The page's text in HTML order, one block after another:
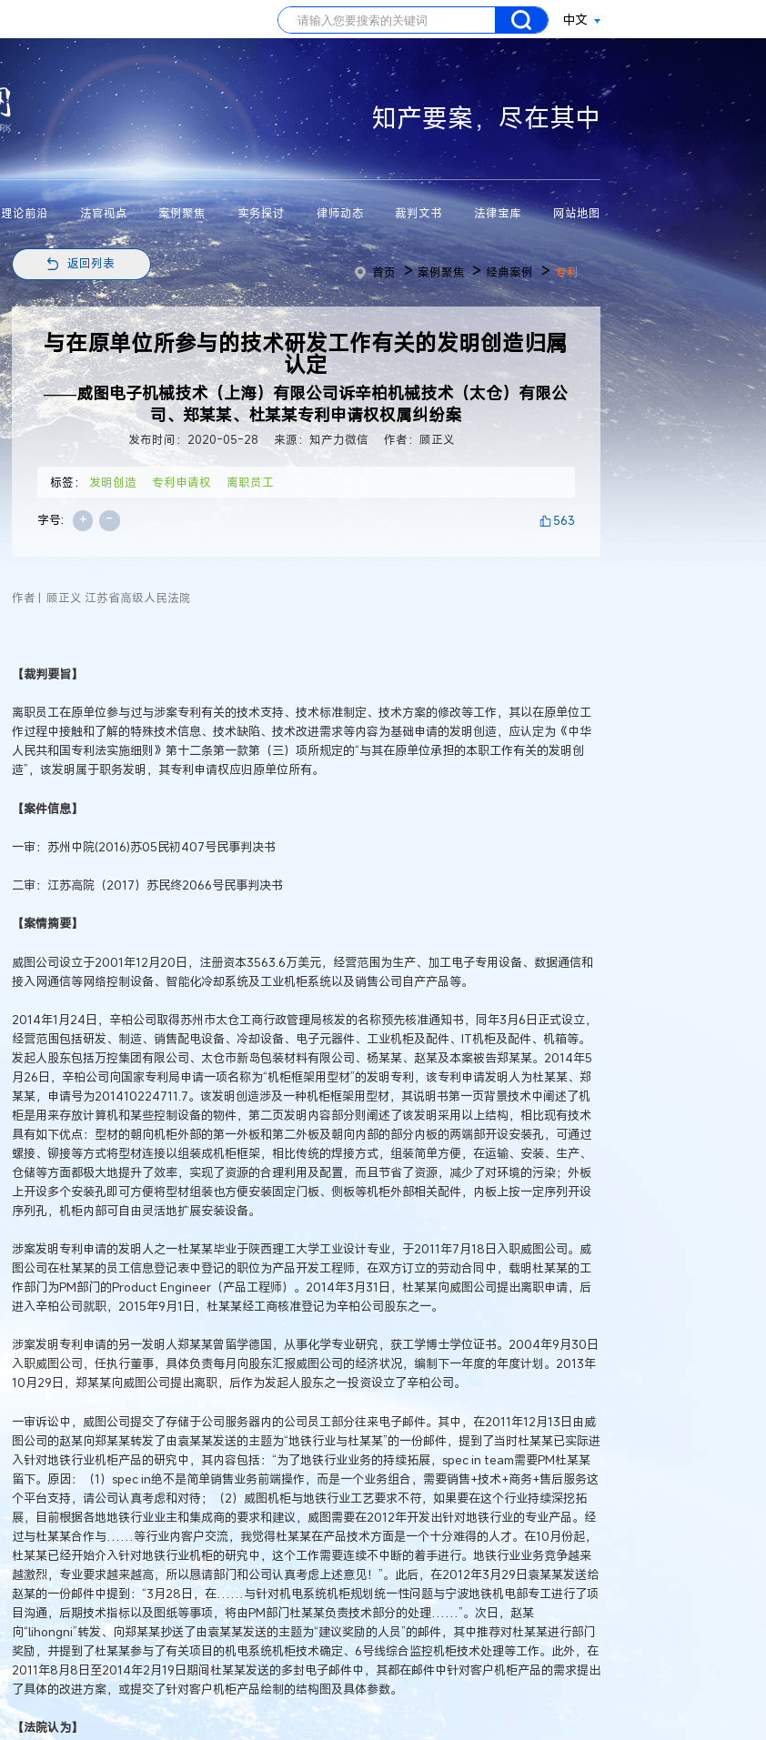
中文
知产要案，尽在其中
理论前沿 法官视点 案例聚焦 实务探讨 律师动态 裁判文书 法律宝库 网站地图
返回列表
首页 >案例聚焦 >经典案例 >专利
与在原单位所参与的技术研发工作有关的发明创造归属
认定
——威图电子机械技术（上海）有限公司诉辛柏机械技术（太仓）有限公
司、郑某某、杜某某专利申请权权属纠纷案
发布时间：2020-05-28 来源：知产力微信 作者：顾正义
标签： 发明创造 专利申请权 离职员工
字号: + - 563
作者 | 顾正义 江苏省高级人民法院
【裁判要旨】
离职员工在原单位参与过与涉案专利有关的技术支持、技术标准制定、技术方案的修改等工作，其以在原单位工
作过程中接触和了解的特殊技术信息、技术缺陷、技术改进需求等内容为基础申请的发明创造，应认定为《中华
人民共和国专利法实施细则》第十二条第一款第（三）项所规定的“与其在原单位承担的本职工作有关的发明创
造”，该发明属于职务发明，其专利申请权应归原单位所有。
【案件信息】
一审：苏州中院(2016)苏05民初407号民事判决书
二审：江苏高院（2017）苏民终2066号民事判决书
【案情摘要】
威图公司设立于2001年12月20日，注册资本3563.6万美元，经营范围为生产、加工电子专用设备、数据通信和
接入网通信等网络控制设备、智能化冷却系统及工业机柜系统以及销售公司自产产品等。
2014年1月24日，辛柏公司取得苏州市太仓工商行政管理局核发的名称预先核准通知书，同年3月6日正式设立，
经营范围包括研发、制造、销售配电设备、冷却设备、电子元器件、工业机柜及配件、IT机柜及配件、机箱等。
发起人股东包括万控集团有限公司、太仓市新岛包装材料有限公司、杨某某、赵某及本案被告郑某某。2014年5
月26日，辛柏公司向国家专利局申请一项名称为“机柜框架用型材”的发明专利，该专利申请发明人为杜某某、郑
某某，申请号为201410224711.7。该发明创造涉及一种机柜框架用型材，其说明书第一页背景技术中阐述了机
柜是用来存放计算机和某些控制设备的物件，第二页发明内容部分则阐述了该发明采用以上结构，相比现有技术
具有如下优点：型材的朝向机柜外部的第一外板和第二外板及朝向内部的部分内板的两端部开设安装孔，可通过
螺接、铆接等方式将型材连接以组装成机柜框架，相比传统的焊接方式，组装简单方便，在运输、安装、生产、
仓储等方面都极大地提升了效率，实现了资源的合理利用及配置，而且节省了资源，减少了对环境的污染；外板
上开设多个安装孔即可方便将型材组装也方便安装固定门板、侧板等机柜外部相关配件，内板上按一定序列开设
序列孔，机柜内部可自由灵活地扩展安装设备。
涉案发明专利申请的发明人之一杜某某毕业于陕西理工大学工业设计专业，于2011年7月18日入职威图公司。威
图公司在杜某某的员工信息登记表中登记的职位为产品开发工程师，在双方订立的劳动合同中，载明杜某某的工
作部门为PM部门的Product Engineer（产品工程师）。2014年3月31日，杜某某向威图公司提出离职申请，后
进入辛柏公司就职，2015年9月1日，杜某某经工商核准登记为辛柏公司股东之一。
涉案发明专利申请的另一发明人郑某某曾留学德国，从事化学专业研究，获工学博士学位证书。2004年9月30日
入职威图公司，任执行董事，具体负责每月向股东汇报威图公司的经济状况，编制下一年度的年度计划。2013年
10月29日，郑某某向威图公司提出离职，后作为发起人股东之一投资设立了辛柏公司。
一审诉讼中，威图公司提交了存储于公司服务器内的公司员工部分往来电子邮件。其中，在2011年12月13日由威
图公司的赵某向郑某某转发了由袁某某发送的主题为“地铁行业与杜某某”的一份邮件，提到了当时杜某某已实际进
入针对地铁行业机柜产品的研究中，其内容包括：“为了地铁行业业务的持续拓展，spec in team需要PM杜某某
留下。原因：（1）spec in绝不是简单销售业务前端操作，而是一个业务组合，需要销售+技术+商务+售后服务这
个平台支持，请公司认真考虑和对待；（2）威图机柜与地铁行业工艺要求不符，如果要在这个行业持续深挖拓
展，目前根据各地地铁行业业主和集成商的要求和建议，威图需要在2012年开发出针对地铁行业的专业产品。经
过与杜某某合作与……等行业内客户交流，我觉得杜某某在产品技术方面是一个十分难得的人才。在10月份起，
杜某某已经开始介入针对地铁行业机柜的研究中，这个工作需要连续不中断的着手进行。地铁行业业务竞争越来
越激烈，专业要求越来越高，所以恳请部门和公司认真考虑上述意见！”。此后，在2012年3月29日袁某某发送给
赵某的一份邮件中提到：“3月28日，在……与针对机电系统机柜规划统一性问题与宁波地铁机电部专工进行了项
目沟通，后期技术指标以及图纸等事项，将由PM部门杜某某负责技术部分的处理……”。次日，赵某
向“lihongni”转发、向郑某某抄送了由袁某某发送的主题为“建议奖励的人员”的邮件，其中推荐对杜某某进行部门
奖励，并提到了杜某某参与了有关项目的机电系统机柜技术确定、6号线综合监控机柜技术处理等工作。此外，在
2011年8月8日至2014年2月19日期间杜某某发送的多封电子邮件中，其都在邮件中针对客户机柜产品的需求提出
了具体的改进方案，或提交了针对客户机柜产品绘制的结构图及具体参数。
【法院认为】